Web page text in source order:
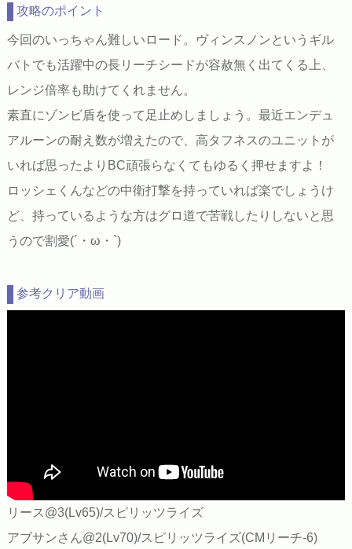
攻略のポイント
今回のいっちゃん難しいロード。ヴィンスノンというギル
バトでも活躍中の長リーチシードが容赦無く出てくる上、
レンジ倍率も助けてくれません。
素直にゾンビ盾を使って足止めしましょう。最近エンデュ
アルーンの耐え数が増えたので、高タフネスのユニットが
いれば思ったよりBC頑張らなくてもゆるく押せますよ！
ロッシェくんなどの中衛打撃を持っていれば楽でしょうけ
ど、持っているような方はグロ道で苦戦したりしないと思
うので割愛(´・ω・`)
参考クリア動画
リース@3(Lv65)/スピリッツライズ
アブサンさん@2(Lv70)/スピリッツライズ(CMリーチ-6)